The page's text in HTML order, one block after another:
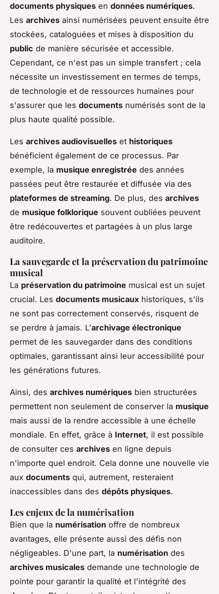
documents physiques en données numériques.
Les archives ainsi numérisées peuvent ensuite être
stockées, cataloguées et mises à disposition du
public de manière sécurisée et accessible.
Cependant, ce n'est pas un simple transfert ; cela
nécessite un investissement en termes de temps,
de technologie et de ressources humaines pour
s'assurer que les documents numérisés sont de la
plus haute qualité possible.
Les archives audiovisuelles et historiques
bénéficient également de ce processus. Par
exemple, la musique enregistrée des années
passées peut être restaurée et diffusée via des
plateformes de streaming. De plus, des archives
de musique folklorique souvent oubliées peuvent
être redécouvertes et partagées à un plus large
auditoire.
La sauvegarde et la préservation du patrimoine
musical
La préservation du patrimoine musical est un sujet
crucial. Les documents musicaux historiques, s'ils
ne sont pas correctement conservés, risquent de
se perdre à jamais. L'archivage électronique
permet de les sauvegarder dans des conditions
optimales, garantissant ainsi leur accessibilité pour
les générations futures.
Ainsi, des archives numériques bien structurées
permettent non seulement de conserver la musique
mais aussi de la rendre accessible à une échelle
mondiale. En effet, grâce à Internet, il est possible
de consulter ces archives en ligne depuis
n'importe quel endroit. Cela donne une nouvelle vie
aux documents qui, autrement, resteraient
inaccessibles dans des dépôts physiques.
Les enjeux de la numérisation
Bien que la numérisation offre de nombreux
avantages, elle présente aussi des défis non
négligeables. D'une part, la numérisation des
archives musicales demande une technologie de
pointe pour garantir la qualité et l'intégrité des